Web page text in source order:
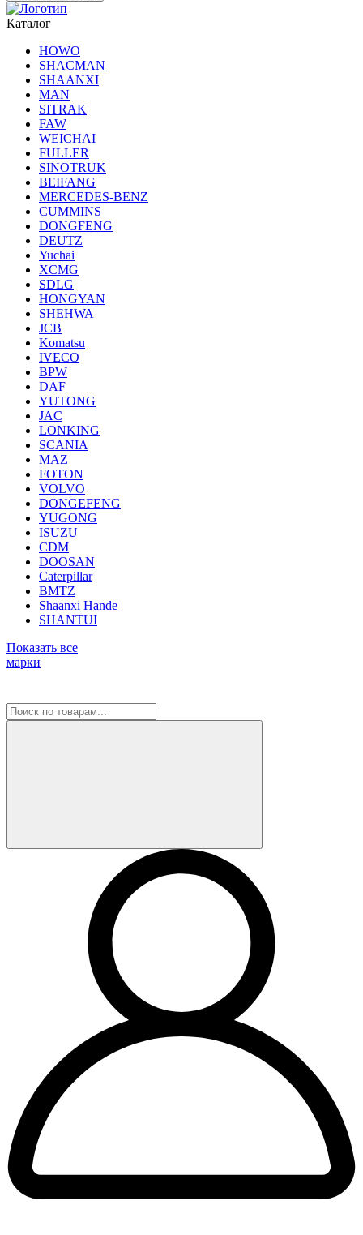
Каталог
HOWO
SHACMAN
SHAANXI
MAN
SITRAK
FAW
WEICHAI
FULLER
SINOTRUK
BEIFANG
MERCEDES-BENZ
CUMMINS
DONGFENG
DEUTZ
Yuchai
XCMG
SDLG
HONGYAN
SHEHWA
JCB
Komatsu
IVECO
BPW
DAF
YUTONG
JAC
LONKING
SCANIA
MAZ
FOTON
VOLVO
DONGEFENG
YUGONG
ISUZU
CDM
DOOSAN
Caterpillar
BMTZ
Shaanxi Hande
SHANTUI
Показать все
марки